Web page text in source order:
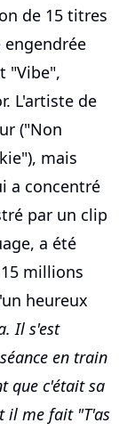
de 15 titres
"Vibe",
L'artiste de
("Non
mais
a concentré
par un clip
a été
millions
heureux
Il s'est
en train
que c'était sa
il me fait "T'as